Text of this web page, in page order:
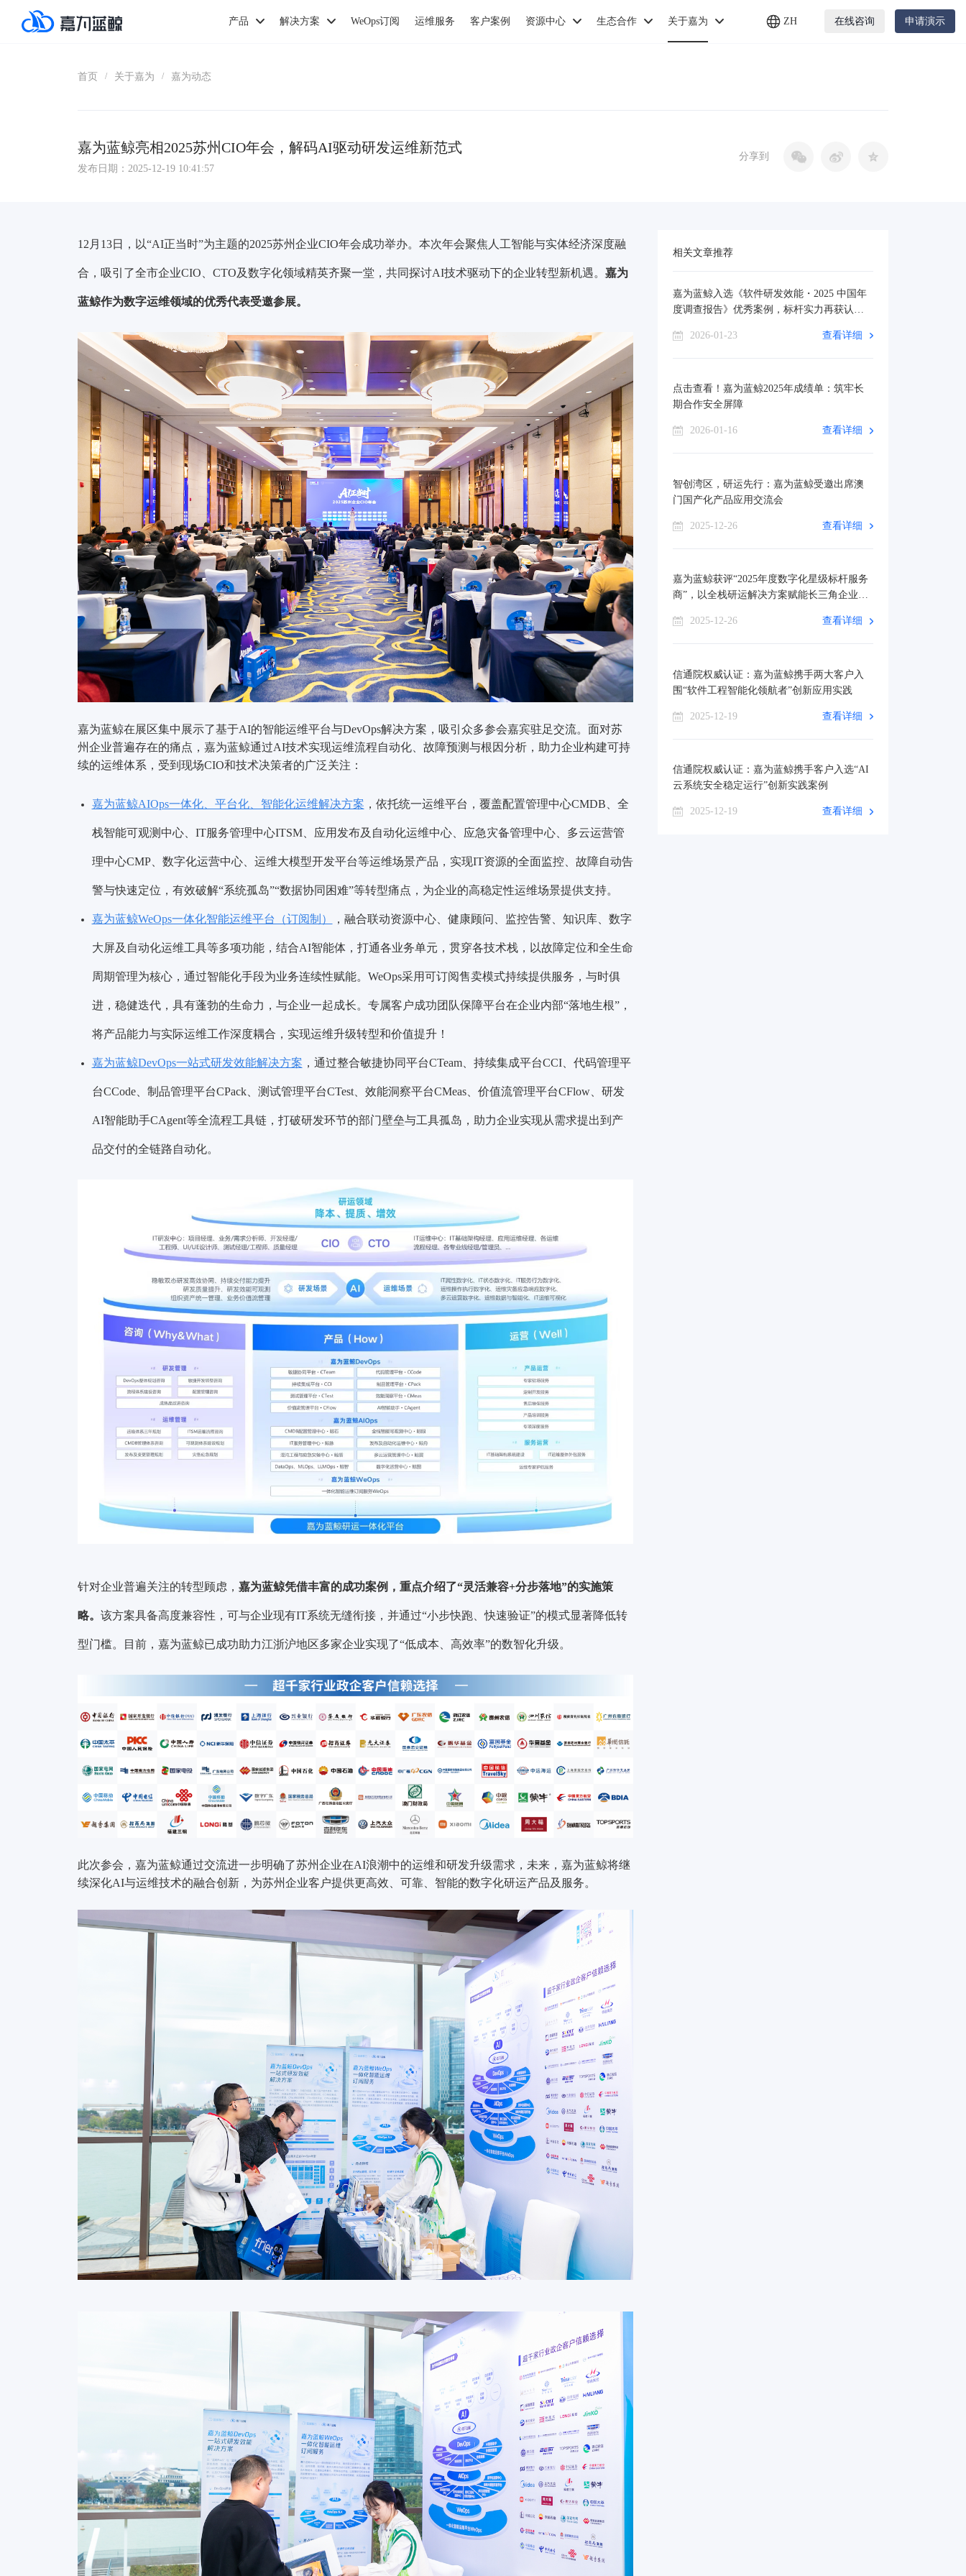
产品 解决方案 WeOps订阅 运维服务 客户案例 资源中心 生态合作 关于嘉为 ZH 在线咨询 申请演示
首页 / 关于嘉为 / 嘉为动态
嘉为蓝鲸亮相2025苏州CIO年会，解码AI驱动研发运维新范式
发布日期：2025-12-19 10:41:57
分享到
12月13日，以“AI正当时”为主题的2025苏州企业CIO年会成功举办。本次年会聚焦人工智能与实体经济深度融
合，吸引了全市企业CIO、CTO及数字化领域精英齐聚一堂，共同探讨AI技术驱动下的企业转型新机遇。 嘉为
蓝鲸作为数字运维领域的优秀代表受邀参展。
嘉为蓝鲸在展区集中展示了基于AI的智能运维平台与DevOps解决方案，吸引众多参会嘉宾驻足交流。面对苏
州企业普遍存在的痛点，嘉为蓝鲸通过AI技术实现运维流程自动化、故障预测与根因分析，助力企业构建可持
续的运维体系，受到现场CIO和技术决策者的广泛关注：
嘉为蓝鲸AIOps一体化、平台化、智能化运维解决方案 ，依托统一运维平台，覆盖配置管理中心CMDB、全
栈智能可观测中心、IT服务管理中心ITSM、应用发布及自动化运维中心、应急灾备管理中心、多云运营管
理中心CMP、数字化运营中心、运维大模型开发平台等运维场景产品，实现IT资源的全面监控、故障自动告
警与快速定位，有效破解“系统孤岛”“数据协同困难”等转型痛点，为企业的高稳定性运维场景提供支持。
嘉为蓝鲸WeOps一体化智能运维平台（订阅制） ，融合联动资源中心、健康顾问、监控告警、知识库、数字
大屏及自动化运维工具等多项功能，结合AI智能体，打通各业务单元，贯穿各技术栈，以故障定位和全生命
周期管理为核心，通过智能化手段为业务连续性赋能。WeOps采用可订阅售卖模式持续提供服务，与时俱
进，稳健迭代，具有蓬勃的生命力，与企业一起成长。专属客户成功团队保障平台在企业内部“落地生根”，
将产品能力与实际运维工作深度耦合，实现运维升级转型和价值提升！
嘉为蓝鲸DevOps一站式研发效能解决方案 ，通过整合敏捷协同平台CTeam、持续集成平台CCI、代码管理平
台CCode、制品管理平台CPack、测试管理平台CTest、效能洞察平台CMeas、价值流管理平台CFlow、研发
AI智能助手CAgent等全流程工具链，打破研发环节的部门壁垒与工具孤岛，助力企业实现从需求提出到产
品交付的全链路自动化。
针对企业普遍关注的转型顾虑， 嘉为蓝鲸凭借丰富的成功案例，重点介绍了“灵活兼容+分步落地”的实施策
略。 该方案具备高度兼容性，可与企业现有IT系统无缝衔接，并通过“小步快跑、快速验证”的模式显著降低转
型门槛。目前，嘉为蓝鲸已成功助力江浙沪地区多家企业实现了“低成本、高效率”的数智化升级。
此次参会，嘉为蓝鲸通过交流进一步明确了苏州企业在AI浪潮中的运维和研发升级需求，未来，嘉为蓝鲸将继
续深化AI与运维技术的融合创新，为苏州企业客户提供更高效、可靠、智能的数字化研运产品及服务。
相关文章推荐
嘉为蓝鲸入选《软件研发效能・2025 中国年
度调查报告》优秀案例，标杆实力再获认
2026-01-23
查看详细
点击查看！嘉为蓝鲸2025年成绩单：筑牢长
期合作安全屏障
2026-01-16 查看详细
智创湾区，研运先行：嘉为蓝鲸受邀出席澳
门国产化产品应用交流会
2025-12-26 查看详细
嘉为蓝鲸获评“2025年度数字化星级标杆服务
商”，以全栈研运解决方案赋能长三角企业数
2025-12-26
查看详细
信通院权威认证：嘉为蓝鲸携手两大客户入
围“软件工程智能化领航者”创新应用实践
2025-12-19 查看详细
信通院权威认证：嘉为蓝鲸携手客户入选“AI
云系统安全稳定运行”创新实践案例
2025-12-19 查看详细